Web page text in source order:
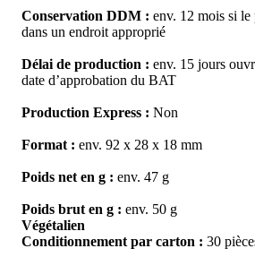
Conservation DDM : env. 12 mois si le
dans un endroit approprié
Délai de production : env. 15 jours
date d’approbation du BAT
Production Express : Non
Format : env. 92 x 28 x 18 mm
Poids net en g : env. 47 g
Poids brut en g : env. 50 g
Végétalien
Conditionnement par carton : 30